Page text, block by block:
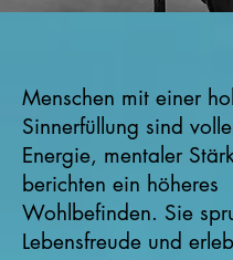
Menschen mit einer
Sinnerfüllung sind
Energie, mentaler
berichten ein höheres
Wohlbefinden. Sie
Lebensfreude und